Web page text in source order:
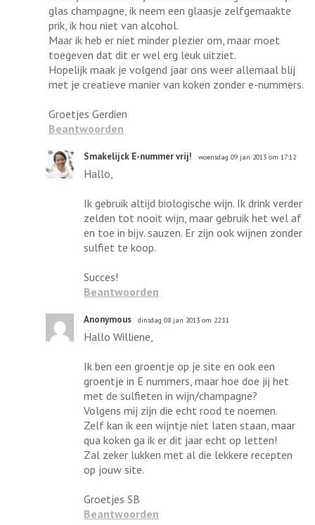
glas champagne, ik neem een glaasje zelfgemaakte
prik, ik hou niet van alcohol.
Maar ik heb er niet minder plezier om, maar moet
toegeven dat dit er wel erg leuk uitziet.
Hopelijk maak je volgend jaar ons weer allemaal blij
met je creatieve manier van koken zonder e-nummers.
Groetjes Gerdien
Beantwoorden
Smakelijck E-nummer vrij! woensdag 09 jan 2013 om 17:12
Hallo,
Ik gebruik altijd biologische wijn. Ik drink verder
zelden tot nooit wijn, maar gebruik het wel af
en toe in bijv. sauzen. Er zijn ook wijnen zonder
sulfiet te koop.
Succes!
Beantwoorden
Anonymous dinsdag 08 jan 2013 om 22:11
Hallo Williene,
Ik ben een groentje op je site en ook een
groentje in E nummers, maar hoe doe jij het
met de sulfieten in wijn/champagne?
Volgens mij zijn die echt rood te noemen.
Zelf kan ik een wijntje niet laten staan, maar
qua koken ga ik er dit jaar echt op letten!
Zal zeker lukken met al die lekkere recepten
op jouw site.
Groetjes SB
Beantwoorden